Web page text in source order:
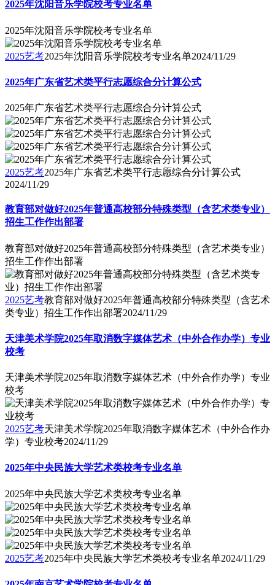
2025年沈阳音乐学院校考专业名单
2025年沈阳音乐学院校考专业名单
2025艺考2025年沈阳音乐学院校考专业名单2024/11/29
2025年广东省艺术类平行志愿综合分计算公式
2025年广东省艺术类平行志愿综合分计算公式
2025艺考2025年广东省艺术类平行志愿综合分计算公式
2024/11/29
教育部对做好2025年普通高校部分特殊类型（含艺术类专业）
招生工作作出部署
教育部对做好2025年普通高校部分特殊类型（含艺术类专业）
招生工作作出部署
2025艺考教育部对做好2025年普通高校部分特殊类型（含艺术
类专业）招生工作作出部署2024/11/29
天津美术学院2025年取消数字媒体艺术（中外合作办学）专业
校考
天津美术学院2025年取消数字媒体艺术（中外合作办学）专业
校考
2025艺考天津美术学院2025年取消数字媒体艺术（中外合作办
学）专业校考2024/11/29
2025年中央民族大学艺术类校考专业名单
2025年中央民族大学艺术类校考专业名单
2025艺考2025年中央民族大学艺术类校考专业名单2024/11/29